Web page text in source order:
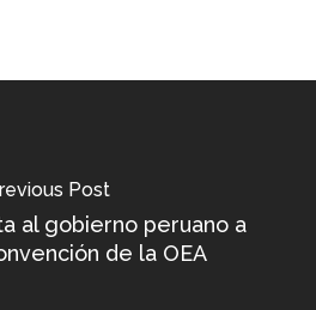
Post
al gobierno peruano a
de la OEA